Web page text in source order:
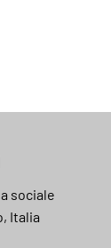
sociale
Italia